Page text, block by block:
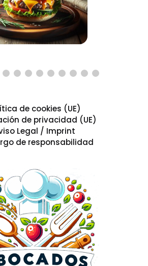
de cookies (UE)
de privacidad (UE)
Legal / Imprint
de responsabilidad